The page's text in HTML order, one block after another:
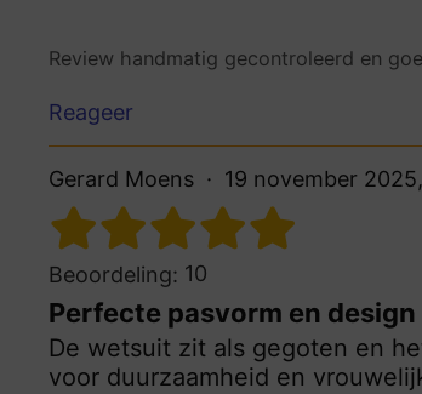
Review handmatig gecontroleerd en
Reageer
Gerard Moens 19 november
Beoordeling: 10
Perfecte pasvorm en design
De wetsuit zit als gegoten en
voor duurzaamheid en